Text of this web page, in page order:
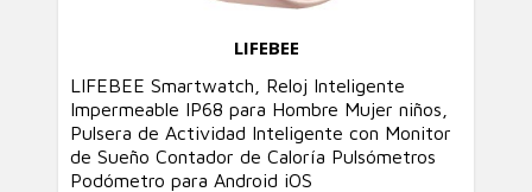
LIFEBEE
LIFEBEE Smartwatch, Reloj Inteligente
Impermeable IP68 para Hombre Mujer niños,
Pulsera de Actividad Inteligente con Monitor
de Sueño Contador de Caloría Pulsómetros
Podómetro para Android iOS